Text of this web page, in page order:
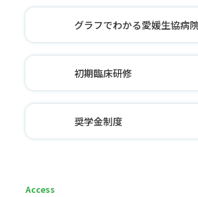
グラフでわかる愛媛生協病
初期臨床研修
奨学金制度
Access